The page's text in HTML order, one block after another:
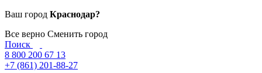
Ваш город Краснодар?
Все верно Сменить город
Поиск
8 800 200 67 13
+7 (861) 201-88-27